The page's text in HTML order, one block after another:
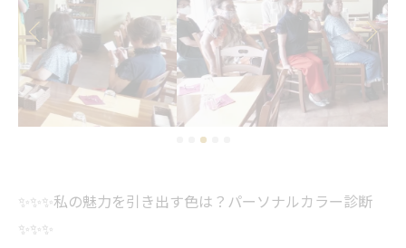
✨✨✨私の魅力を引き出す色は？パーソナルカラー診断
✨✨✨